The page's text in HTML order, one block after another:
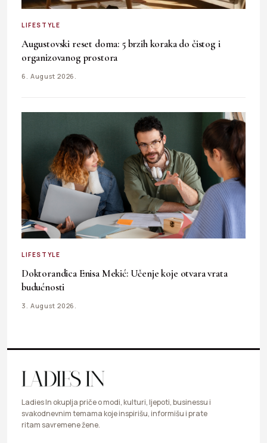
LIFESTYLE
Augustovski reset doma: 5 brzih koraka do čistog i
organizovanog prostora
6. August 2026.
LIFESTYLE
Doktorandica Enisa Mekić: Učenje koje otvara vrata
budućnosti
3. August 2026.
Ladies In okuplja priče o modi, kulturi, ljepoti, businessu i
svakodnevnim temama koje inspirišu, informišu i prate
ritam savremene žene.